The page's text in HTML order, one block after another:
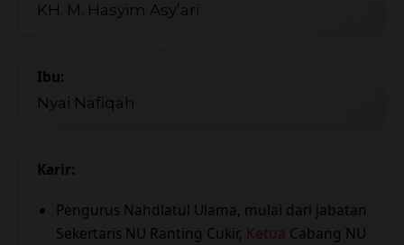
KH. M. Hasyim Asy’ari
Ibu:
Nyai Nafiqah
Karir:
Pengurus Nahdlatul Ulama, mulai dari jabatan
Sekertaris NU Ranting Cukir, Ketua Cabang NU